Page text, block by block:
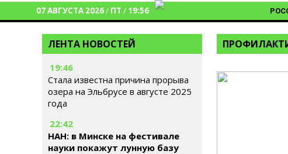
07 АВГУСТА 2026/ ПТ / 19:56
ЛЕНТА НОВОСТЕЙ
19:46
Стала известна причина прорыва
озера на Эльбрусе в августе 2025
года
22:42
НАН: в Минске на фестивале
науки покажут лунную базу